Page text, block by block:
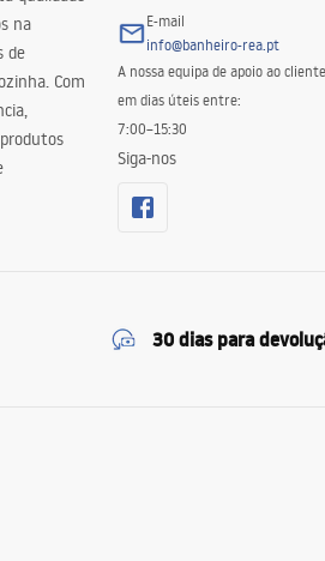
na
de
Com
E-mail
info@banheiro-rea.pt
A nossa equipa de apoio ao
em dias úteis entre:
7:00–15:30
Siga-nos
30 dias para